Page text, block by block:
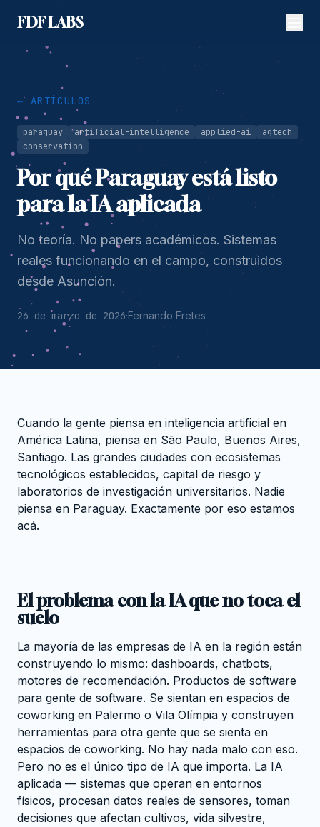
FDF LABS
← ARTÍCULOS
paraguay artificial-intelligence applied-ai
agtech
conservation
Por qué Paraguay está listo
para la IA aplicada
No teoría. No papers académicos. Sistemas
reales funcionando en el campo, construidos
desde Asunción.
26 de marzo de 2026·Fernando Fretes
Cuando la gente piensa en inteligencia artificial en
América Latina, piensa en São Paulo, Buenos Aires,
Santiago. Las grandes ciudades con ecosistemas
tecnológicos establecidos, capital de riesgo y
laboratorios de investigación universitarios. Nadie
piensa en Paraguay. Exactamente por eso estamos
acá.
El problema con la IA que no toca el
suelo
La mayoría de las empresas de IA en la región están
construyendo lo mismo: dashboards, chatbots,
motores de recomendación. Productos de software
para gente de software. Se sientan en espacios de
coworking en Palermo o Vila Olímpia y construyen
herramientas para otra gente que se sienta en
espacios de coworking. No hay nada malo con eso.
Pero no es el único tipo de IA que importa. La IA
aplicada — sistemas que operan en entornos
físicos, procesan datos reales de sensores, toman
decisiones que afectan cultivos, vida silvestre,